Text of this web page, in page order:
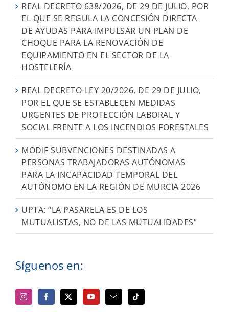
REAL DECRETO 638/2026, DE 29 DE JULIO, POR
EL QUE SE REGULA LA CONCESIÓN DIRECTA
DE AYUDAS PARA IMPULSAR UN PLAN DE
CHOQUE PARA LA RENOVACIÓN DE
EQUIPAMIENTO EN EL SECTOR DE LA
HOSTELERÍA
REAL DECRETO-LEY 20/2026, DE 29 DE JULIO,
POR EL QUE SE ESTABLECEN MEDIDAS
URGENTES DE PROTECCIÓN LABORAL Y
SOCIAL FRENTE A LOS INCENDIOS FORESTALES
MODIF SUBVENCIONES DESTINADAS A
PERSONAS TRABAJADORAS AUTÓNOMAS
PARA LA INCAPACIDAD TEMPORAL DEL
AUTÓNOMO EN LA REGIÓN DE MURCIA 2026
UPTA: “LA PASARELA ES DE LOS
MUTUALISTAS, NO DE LAS MUTUALIDADES”
Síguenos en: